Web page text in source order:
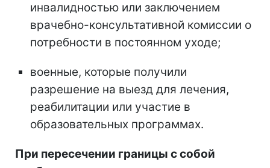
инвалидностью или заключением
врачебно-консультативной комиссии о
потребности в постоянном уходе;
военные, которые получили
разрешение на выезд для лечения,
реабилитации или участие в
образовательных программах.
При пересечении границы с собой